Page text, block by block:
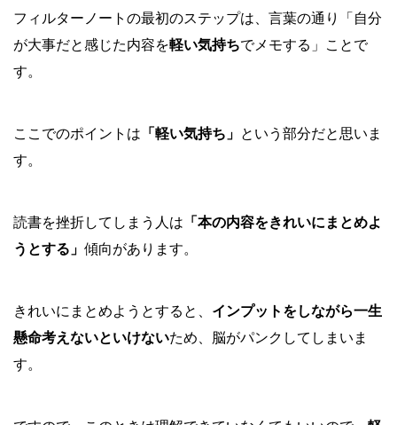
フィルターノートの最初のステップは、言葉の通り「自分
が大事だと感じた内容を軽い気持ちでメモする」ことで
す。
ここでのポイントは 「軽い気持ち」 という部分だと思いま
す。
読書を挫折してしまう人は 「本の内容をきれいにまとめよ
うとする」 傾向があります。
きれいにまとめようとすると、 インプットをしながら一生
懸命考えないといけないため、脳がパンクしてしまいま
す。